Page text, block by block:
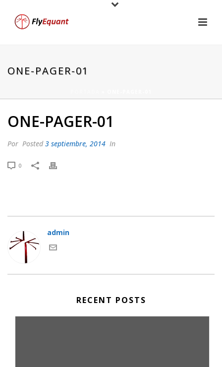
ONE-PAGER-01
ONE-PAGER-01
Por Posted3 septiembre, 2014 In
0
admin
RECENT POSTS